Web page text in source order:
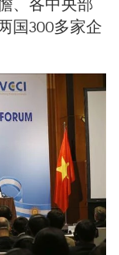
国300多家企